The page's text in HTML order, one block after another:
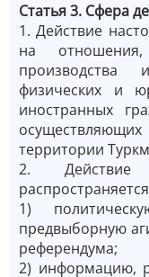
Статья 3. Сфера
1. Действие
на
производства
физических и
иностранных
территории
2. Действие
1)
предвыборную
референдума;
2) информацию,